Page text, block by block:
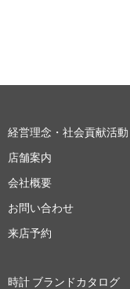
経営理念・社会貢献活動
店舗案内
会社概要
お問い合わせ
来店予約
時計 ブランドカタログ